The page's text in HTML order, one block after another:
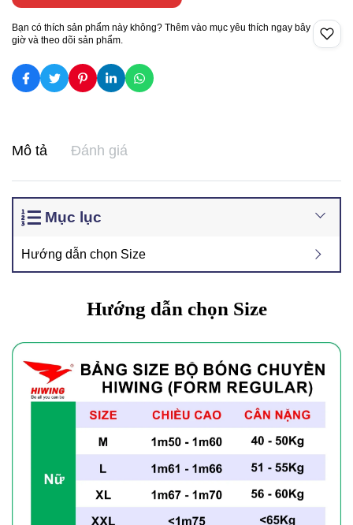
Bạn có thích sản phẩm này không? Thêm vào mục yêu thích ngay bây
giờ và theo dõi sản phẩm.
Mô tả Đánh giá
Mục lục
Hướng dẫn chọn Size
Hướng dẫn chọn Size